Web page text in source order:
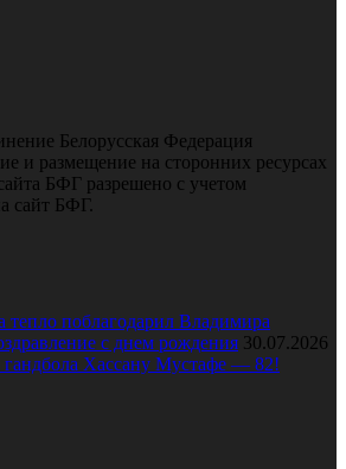
Белорусская Федерация
и размещение на сторонних ресурсах
БФГ разрешено с учетом
сайт БФГ.
тепло поблагодарил Владимира
с днем рождения 30.07.2026
гандбола Хассану Мустафе — 82!